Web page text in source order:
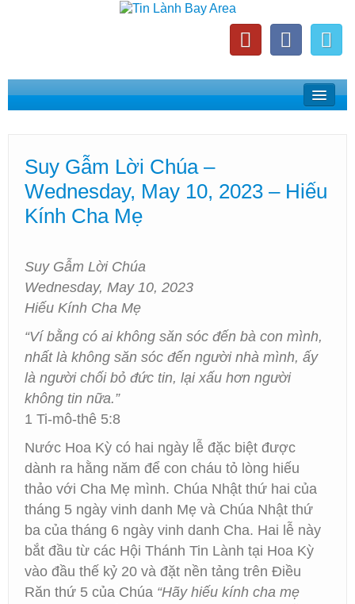
Home
Phát Thanh Tin Lành Bay Area
Các Hội Thánh Bắc California
Suy Gẫm Lời Chúa –
Wednesday, May 10, 2023 – Hiếu
Kính Cha Mẹ
Suy Gẫm Lời Chúa
Wednesday, May 10, 2023
Hiếu Kính Cha Mẹ
“Ví bằng có ai không săn sóc đến bà con mình,
nhất là không săn sóc đến người nhà mình, ấy
là người chối bỏ đức tin, lại xấu hơn người
không tin nữa.”
1 Ti-mô-thê 5:8
Nước Hoa Kỳ có hai ngày lễ đặc biệt được
dành ra hằng năm để con cháu tỏ lòng hiếu
thảo với Cha Mẹ mình. Chúa Nhật thứ hai của
tháng 5 ngày vinh danh Mẹ và Chúa Nhật thứ
ba của tháng 6 ngày vinh danh Cha. Hai lễ này
bắt đầu từ các Hội Thánh Tin Lành tại Hoa Kỳ
vào đầu thế kỷ 20 và đặt nền tảng trên Điều
Răn thứ 5 của Chúa “Hãy hiếu kính cha mẹ